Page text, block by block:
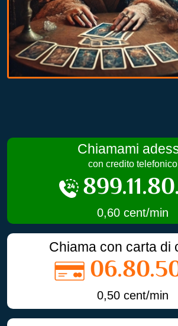
Chiamami
con credito telefonico
0,60 cent/min
Chiama con carta di
0,50 cent/min